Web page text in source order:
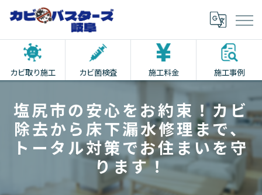
カビ取り施工 カビ菌検査 施工料金 施工事例
塩尻市の安心をお約束！カビ
除去から床下漏水修理まで、
トータル対策でお住まいを守
ります！